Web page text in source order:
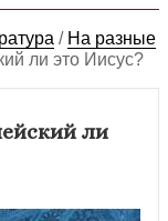
/ На разные
ли это Иисус?
ли